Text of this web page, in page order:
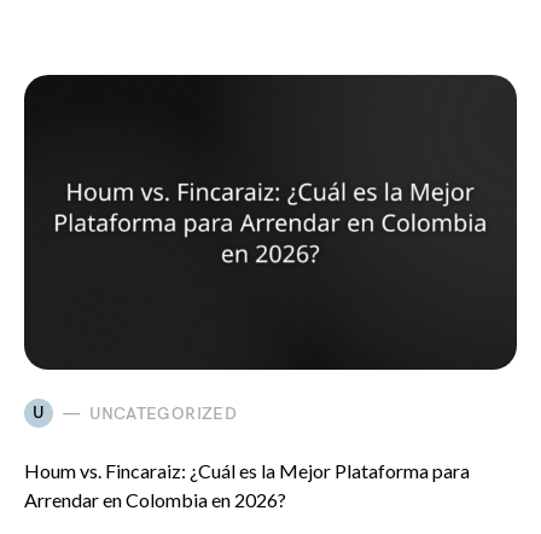
U UNCATEGORIZED
Houm vs. Fincaraiz: ¿Cuál es la Mejor Plataforma para
Arrendar en Colombia en 2026?